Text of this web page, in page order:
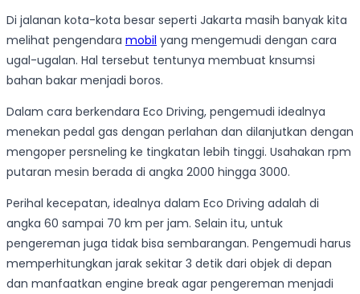
Di jalanan kota-kota besar seperti Jakarta masih banyak kita
melihat pengendara mobil yang mengemudi dengan cara
ugal-ugalan. Hal tersebut tentunya membuat knsumsi
bahan bakar menjadi boros.
Dalam cara berkendara Eco Driving, pengemudi idealnya
menekan pedal gas dengan perlahan dan dilanjutkan dengan
mengoper persneling ke tingkatan lebih tinggi. Usahakan rpm
putaran mesin berada di angka 2000 hingga 3000.
Perihal kecepatan, idealnya dalam Eco Driving adalah di
angka 60 sampai 70 km per jam. Selain itu, untuk
pengereman juga tidak bisa sembarangan. Pengemudi harus
memperhitungkan jarak sekitar 3 detik dari objek di depan
dan manfaatkan engine break agar pengereman menjadi